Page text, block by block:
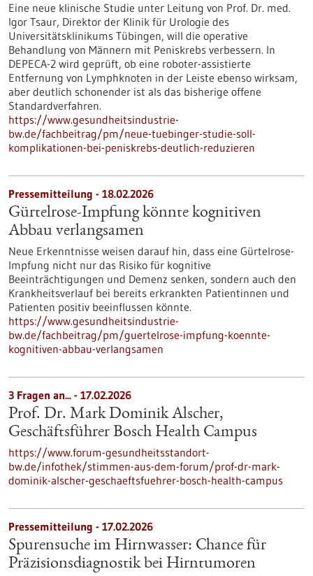
Eine neue klinische Studie unter Leitung von Prof. Dr. med.
Igor Tsaur, Direktor der Klinik für Urologie des
Universitätsklinikums Tübingen, will die operative
Behandlung von Männern mit Peniskrebs verbessern. In
DEPECA-2 wird geprüft, ob eine roboter-assistierte
Entfernung von Lymphknoten in der Leiste ebenso wirksam,
aber deutlich schonender ist als das bisherige offene
Standardverfahren.
https://www.gesundheitsindustrie-
bw.de/fachbeitrag/pm/neue-tuebinger-studie-soll-
komplikationen-bei-peniskrebs-deutlich-reduzieren
Pressemitteilung - 18.02.2026
Gürtelrose-Impfung könnte kognitiven
Abbau verlangsamen
Neue Erkenntnisse weisen darauf hin, dass eine Gürtelrose-
Impfung nicht nur das Risiko für kognitive
Beeinträchtigungen und Demenz senken, sondern auch den
Krankheitsverlauf bei bereits erkrankten Patientinnen und
Patienten positiv beeinflussen könnte.
https://www.gesundheitsindustrie-
bw.de/fachbeitrag/pm/guertelrose-impfung-koennte-
kognitiven-abbau-verlangsamen
3 Fragen an... - 17.02.2026
Prof. Dr. Mark Dominik Alscher,
Geschäftsführer Bosch Health Campus
https://www.forum-gesundheitsstandort-
bw.de/infothek/stimmen-aus-dem-forum/prof-dr-mark-
dominik-alscher-geschaeftsfuehrer-bosch-health-campus
Pressemitteilung - 17.02.2026
Spurensuche im Hirnwasser: Chance für
Präzisionsdiagnostik bei Hirntumoren